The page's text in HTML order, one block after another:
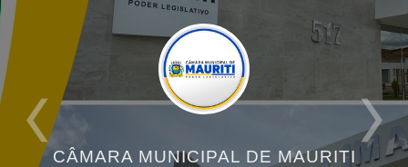
CÂMARA MUNICIPAL DE MAURITI